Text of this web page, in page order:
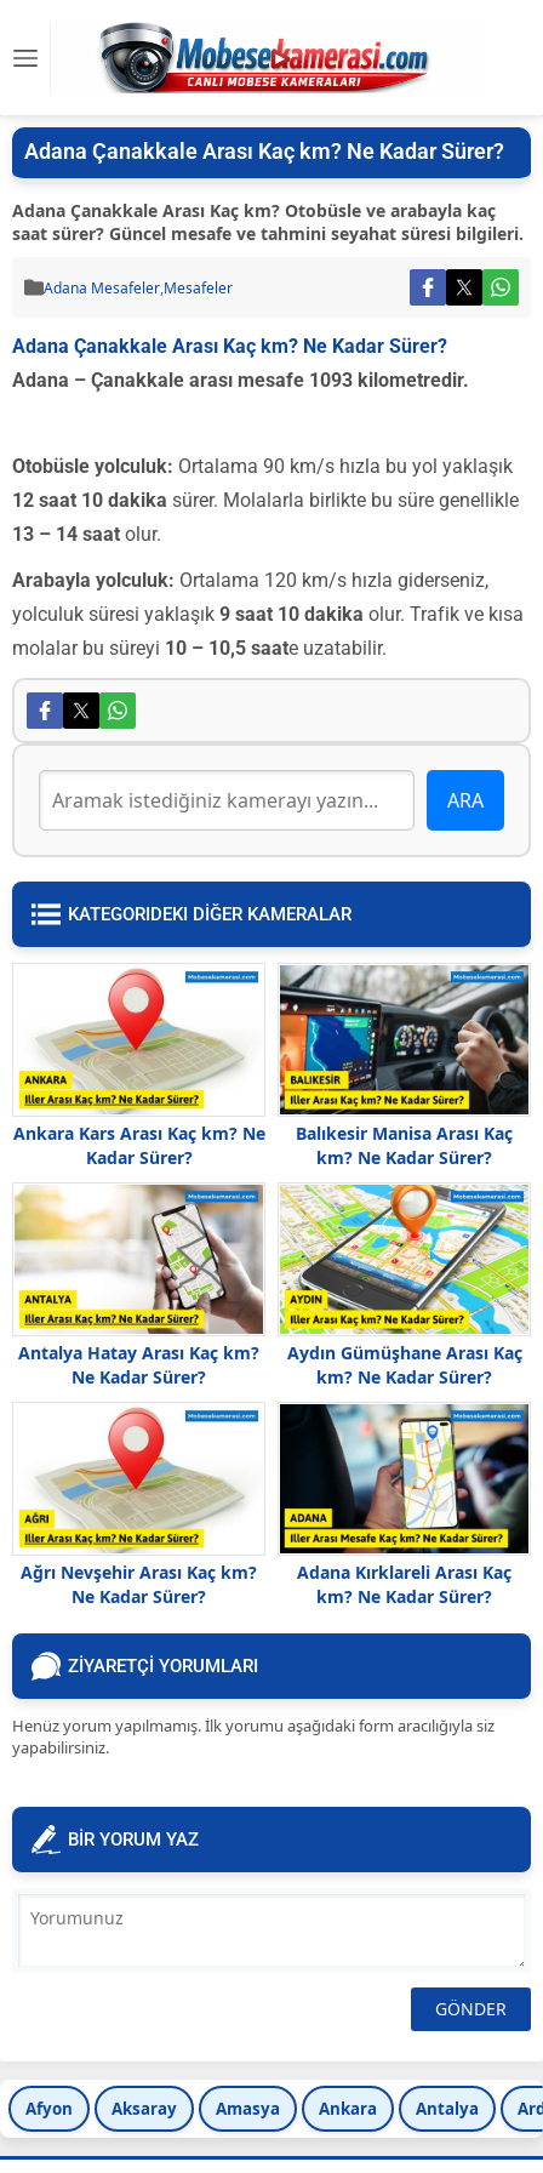
Adana Çanakkale Arası Kaç km? Ne Kadar Sürer?
Adana Çanakkale Arası Kaç km? Otobüsle ve arabayla kaç
saat sürer? Güncel mesafe ve tahmini seyahat süresi bilgileri.
Adana Mesafeler,Mesafeler
Adana Çanakkale Arası Kaç km? Ne Kadar Sürer?
Adana – Çanakkale arası mesafe 1093 kilometredir.
Otobüsle yolculuk: Ortalama 90 km/s hızla bu yol yaklaşık
12 saat 10 dakika sürer. Molalarla birlikte bu süre genellikle
13 – 14 saat olur.
Arabayla yolculuk: Ortalama 120 km/s hızla giderseniz,
yolculuk süresi yaklaşık 9 saat 10 dakika olur. Trafik ve kısa
molalar bu süreyi 10 – 10,5 saate uzatabilir.
KATEGORIDEKI DİĞER KAMERALAR
Ankara Kars Arası Kaç km? Ne
Kadar Sürer?
Balıkesir Manisa Arası Kaç
km? Ne Kadar Sürer?
Antalya Hatay Arası Kaç km?
Ne Kadar Sürer?
Aydın Gümüşhane Arası Kaç
km? Ne Kadar Sürer?
Ağrı Nevşehir Arası Kaç km?
Ne Kadar Sürer?
Adana Kırklareli Arası Kaç
km? Ne Kadar Sürer?
ZİYARETÇİ YORUMLARI
Henüz yorum yapılmamış. İlk yorumu aşağıdaki form aracılığıyla siz
yapabilirsiniz.
BİR YORUM YAZ
Afyon Aksaray Amasya Ankara Antalya